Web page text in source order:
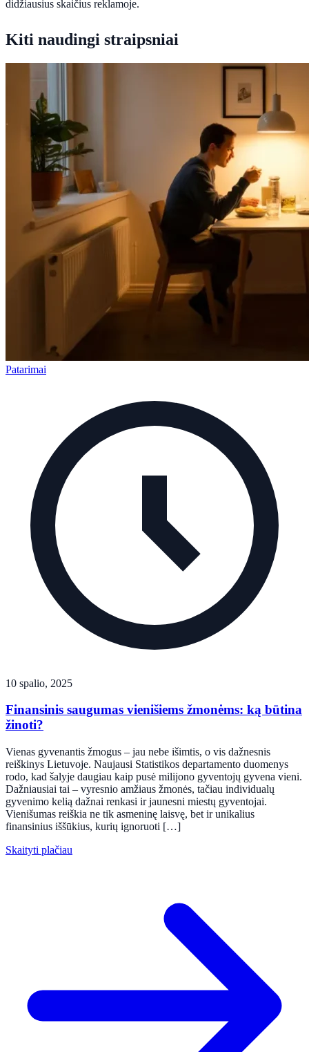
didžiausius skaičius reklamoje.
Kiti naudingi straipsniai
Patarimai
10 spalio, 2025
Finansinis saugumas vienišiems žmonėms: ką būtina
žinoti?
Vienas gyvenantis žmogus – jau nebe išimtis, o vis dažnesnis
reiškinys Lietuvoje. Naujausi Statistikos departamento duomenys
rodo, kad šalyje daugiau kaip pusė milijono gyventojų gyvena vieni.
Dažniausiai tai – vyresnio amžiaus žmonės, tačiau individualų
gyvenimo kelią dažnai renkasi ir jaunesni miestų gyventojai.
Vienišumas reiškia ne tik asmeninę laisvę, bet ir unikalius
finansinius iššūkius, kurių ignoruoti […]
Skaityti plačiau